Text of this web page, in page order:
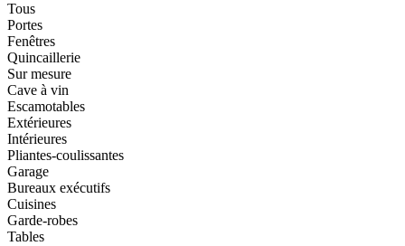
Tous
Portes
Fenêtres
Quincaillerie
Sur mesure
Cave à vin
Escamotables
Extérieures
Intérieures
Pliantes-coulissantes
Garage
Bureaux exécutifs
Cuisines
Garde-robes
Tables